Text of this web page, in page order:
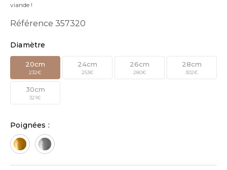
viande !
Référence 357320
Diamètre
20cm
232€
24cm
253€
26cm
280€
28cm
302€
30cm
321€
Poignées :